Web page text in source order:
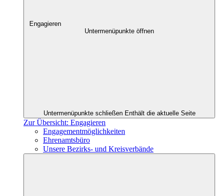
Engagieren
Untermenüpunkte öffnen
Untermenüpunkte schließen Enthält die aktuelle Seite
Zur Übersicht: Engagieren
Engagementmöglichkeiten
Ehrenamtsbüro
Unsere Bezirks- und Kreisverbände